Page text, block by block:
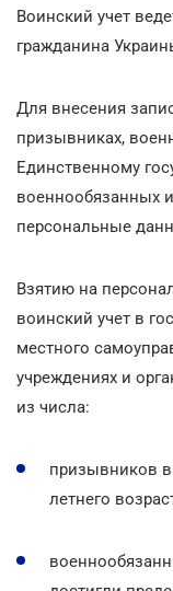
Воинский учет
гражданина
Для внесения
призывниках,
Единственному
военнообязанных
персональные
Взятию на
воинский учет в
местного
учреждениях и
из числа:
призывников в
летнего